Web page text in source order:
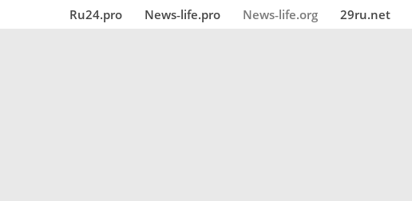
Ru24.pro News‑life.pro News‑life.org 29ru.net